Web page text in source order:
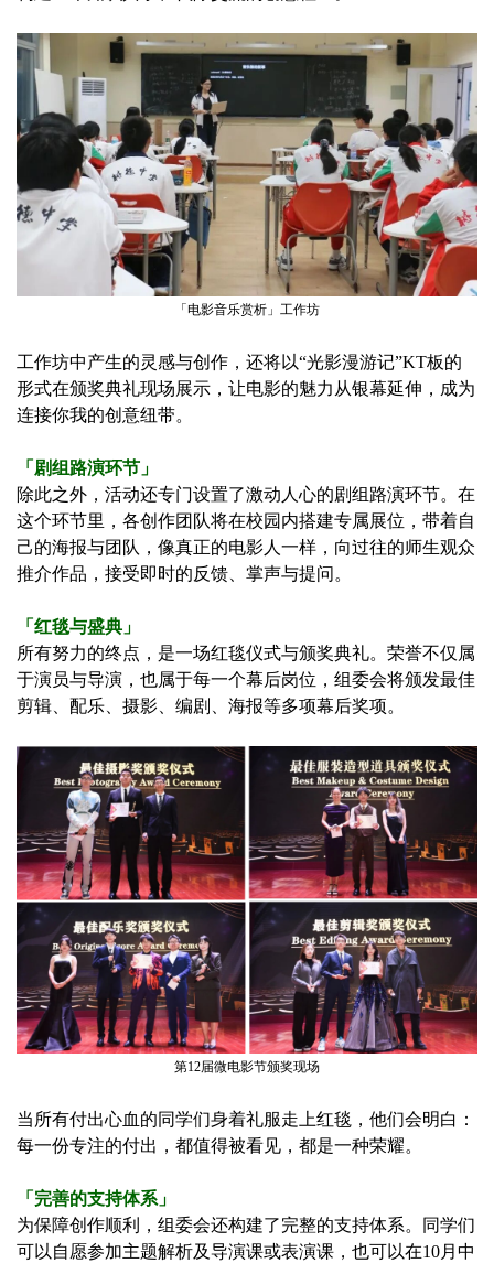
「电影音乐赏析」工作坊
工作坊中产生的灵感与创作，还将以“光影漫游记”KT板的
形式在颁奖典礼现场展示，让电影的魅力从银幕延伸，成为
连接你我的创意纽带。
「剧组路演环节」
除此之外，活动还专门设置了激动人心的剧组路演环节。在
这个环节里，各创作团队将在校园内搭建专属展位，带着自
己的海报与团队，像真正的电影人一样，向过往的师生观众
推介作品，接受即时的反馈、掌声与提问。
「红毯与盛典」
所有努力的终点，是一场红毯仪式与颁奖典礼。荣誉不仅属
于演员与导演，也属于每一个幕后岗位，组委会将颁发最佳
剪辑、配乐、摄影、编剧、海报等多项幕后奖项。
第12届微电影节颁奖现场
当所有付出心血的同学们身着礼服走上红毯，他们会明白：
每一份专注的付出，都值得被看见，都是一种荣耀。
「完善的支持体系」
为保障创作顺利，组委会还构建了完整的支持体系。同学们
可以自愿参加主题解析及导演课或表演课，也可以在10月中